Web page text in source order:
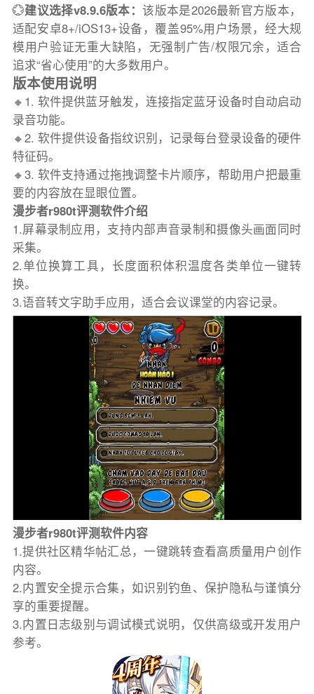
💮建议选择v8.9.6版本：该版本是2026最新官方版本，
适配安卓8+/iOS13+设备，覆盖95%用户场景，经大规
模用户验证无重大缺陷，无强制广告/权限冗余，适合
追求“省心使用”的大多数用户。
版本使用说明
🔸1. 软件提供蓝牙触发，连接指定蓝牙设备时自动启动
录音功能。
🔸2. 软件提供设备指纹识别，记录每台登录设备的硬件
特征码。
🔸3. 软件支持通过拖拽调整卡片顺序，帮助用户把最重
要的内容放在显眼位置。
漫步者r980t评测软件介绍
1.屏幕录制应用，支持内部声音录制和摄像头画面同时
采集。
2.单位换算工具，长度面积体积温度各类单位一键转
换。
3.语音转文字助手应用，适合会议课堂的内容记录。
漫步者r980t评测软件内容
1.提供社区精华帖汇总，一键跳转查看高质量用户创作
内容。
2.内置安全提示合集，如识别钓鱼、保护隐私与谨慎分
享的重要提醒。
3.内置日志级别与调试模式说明，仅供高级或开发用户
参考。